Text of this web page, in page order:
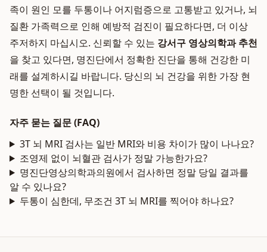
족이 원인 모를 두통이나 어지럼증으로 고통받고 있거나, 뇌
질환 가족력으로 인해 예방적 검진이 필요하다면, 더 이상
주저하지 마십시오. 신뢰할 수 있는 강서구 영상의학과 추천
을 찾고 있다면, 명진단에서 정확한 진단을 통해 건강한 미
래를 설계하시길 바랍니다. 당신의 뇌 건강을 위한 가장 현
명한 선택이 될 것입니다.
자주 묻는 질문 (FAQ)
3T 뇌 MRI 검사는 일반 MRI와 비용 차이가 많이 나나요?
조영제 없이 뇌혈관 검사가 정말 가능한가요?
명진단영상의학과의원에서 검사하면 정말 당일 결과를
알 수 있나요?
두통이 심한데, 무조건 3T 뇌 MRI를 찍어야 하나요?